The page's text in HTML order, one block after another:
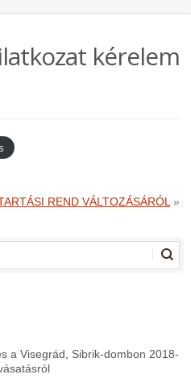
kérelem
REND VÁLTOZÁSÁRÓL »
a Visegrád, Sibrik-dombon 2018-